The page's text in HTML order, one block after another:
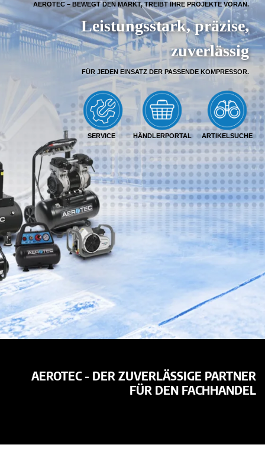
FÜR JEDEN EINSATZ DER PASSENDE KOMPRESSOR.
SERVICE
Leistungsstark, präzise,
zuverlässig
AEROTEC – BEWEGT DEN MARKT, TREIBT IHRE PROJEKTE VORAN.
HÄNDLERPORTAL ARTIKELSUCHE
AEROTEC - DER ZUVERLÄSSIGE PARTNER
FÜR DEN FACHHANDEL